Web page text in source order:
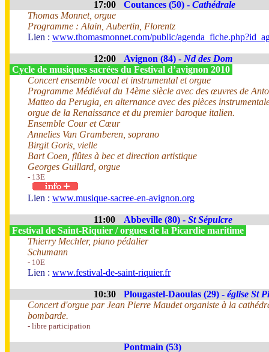
17:00 Coutances (50) - Cathédrale
Thomas Monnet, orgue
Programme : Alain, Aubertin, Florentz
Lien : www.thomasmonnet.com/public/
12:00 Avignon (84) - Nd des Dom
Cycle de musiques sacrées du Festival d’avignon 2010
Concert ensemble vocal et instrumental et orgue
Programme Médiéval du 14ème siècle avec des œuvres de
Matteo da Perugia, en alternance avec des pièces
orgue de la Renaissance et du premier baroque italien.
Ensemble Cour et Cœur
Annelies Van Gramberen, soprano
Birgit Goris, vielle
Bart Coen, flûtes à bec et direction artistique
Georges Guillard, orgue
- 13E
Lien : www.musique-sacree-en-avignon.org
11:00 Abbeville (80) - St Sépulcre
Festival de Saint-Riquier / orgues de la Picardie maritime
Thierry Mechler, piano pédalier
Schumann
- 10E
Lien : www.festival-de-saint-riquier.fr
10:30 Plougastel-Daoulas (29) - église St
Concert d'orgue par Jean Pierre Maudet organiste à la
bombarde.
- libre participation
Pontmain (53)